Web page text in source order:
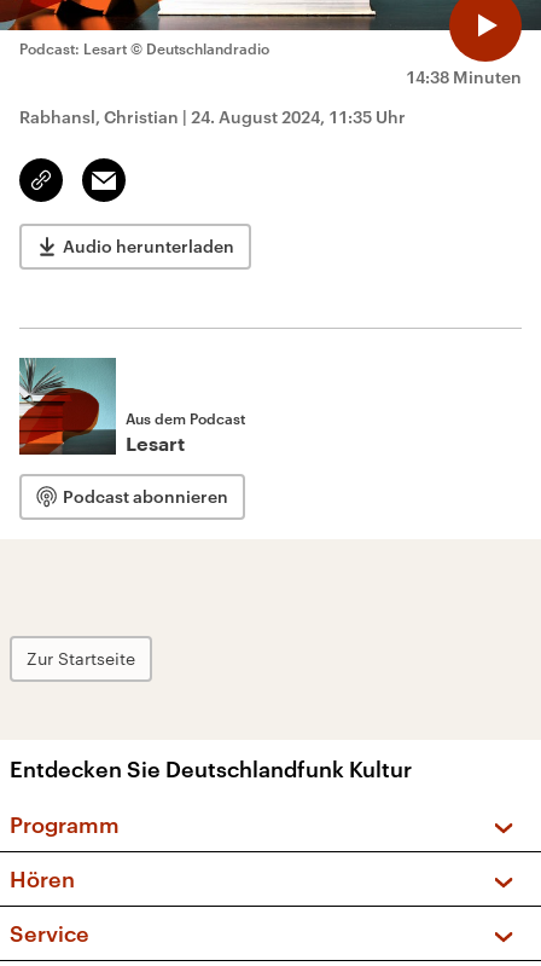
14:38 Minuten
Podcast: Lesart © Deutschlandradio
Rabhansl, Christian | 24. August 2024, 11:35 Uhr
Link
kopieren/teilen
Email
Audio herunterladen
Aus dem Podcast
Lesart
Podcast abonnieren
Zur Startseite
Entdecken Sie Deutschlandfunk Kultur
Programm
Sendungen und Podcasts
Musikliste
Hören
Service